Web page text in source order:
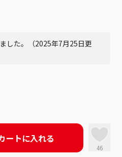
した。（2025年7月25日更
ートに入れる
46